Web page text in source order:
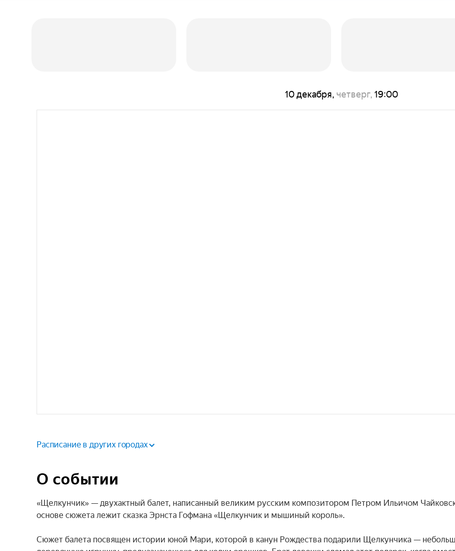
10 декабря, четверг, 19:00
Расписание в других городах
О событии
«Щелкунчик» — двухактный балет, написанный великим русским композитором Петром Ильичом
основе сюжета лежит сказка Эрнста Гофмана «Щелкунчик и мышиный король».
Сюжет балета посвящен истории юной Мари, которой в канун Рождества подарили Щелкунчика —